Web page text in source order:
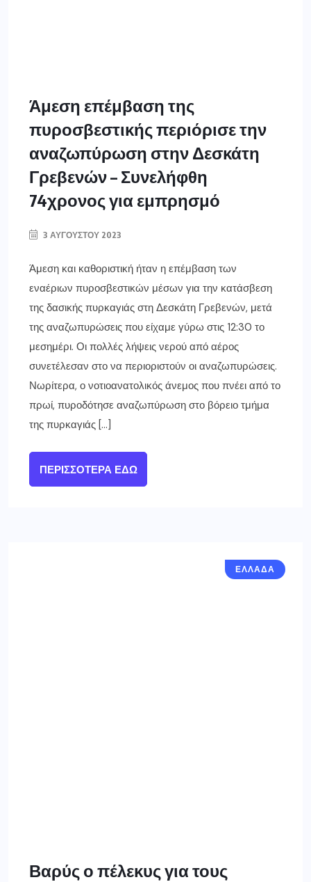
Άμεση επέμβαση της
πυροσβεστικής περιόρισε την
αναζωπύρωση στην Δεσκάτη
Γρεβενών – Συνελήφθη
74χρονος για εμπρησμό
3 ΑΥΓΟΎΣΤΟΥ 2023
Άμεση και καθοριστική ήταν η επέμβαση των
εναέριων πυροσβεστικών μέσων για την κατάσβεση
της δασικής πυρκαγιάς στη Δεσκάτη Γρεβενών, μετά
της αναζωπυρώσεις που είχαμε γύρω στις 12:30 το
μεσημέρι. Οι πολλές λήψεις νερού από αέρος
συνετέλεσαν στο να περιοριστούν οι αναζωπυρώσεις.
Νωρίτερα, ο νοτιοανατολικός άνεμος που πνέει από το
πρωί, πυροδότησε αναζωπύρωση στο βόρειο τμήμα
της πυρκαγιάς […]
ΠΕΡΙΣΣΌΤΕΡΑ ΕΔΏ
ΕΛΛΑΔΑ
Βαρύς ο πέλεκυς για τους